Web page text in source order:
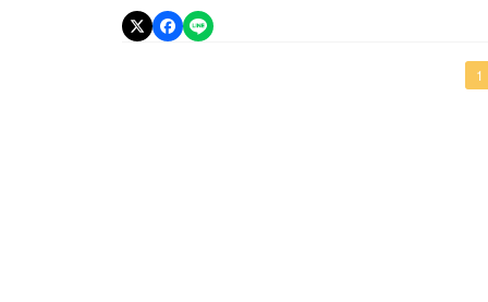
https://www.facebook.com/psychology.jp/
1